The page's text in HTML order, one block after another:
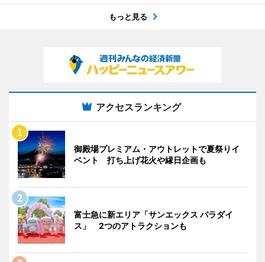
もっと見る
アクセスランキング
御殿場プレミアム・アウトレットで夏祭りイ
ベント 打ち上げ花火や縁日企画も
富士急に新エリア「サンエックス パラダイ
ス」 2つのアトラクションも